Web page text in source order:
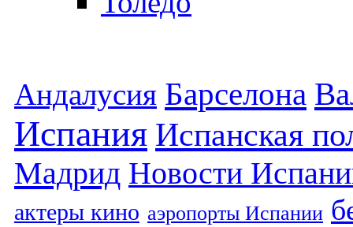
Андалусия Барселона
Испания Испанская
Мадрид Новости
актеры кино аэропорты Испании